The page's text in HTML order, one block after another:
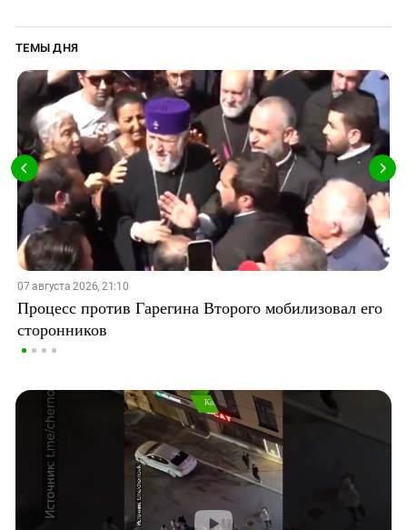
ТЕМЫ ДНЯ
07 августа 2026, 21:10
Процесс против Гарегина Второго мобилизовал его
сторонников